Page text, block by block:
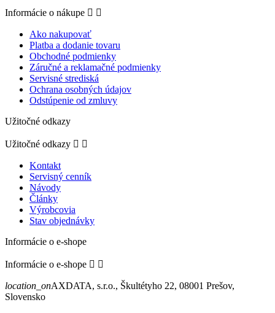
Informácie o nákupe  
Ako nakupovať
Platba a dodanie tovaru
Obchodné podmienky
Záručné a reklamačné podmienky
Servisné strediská
Ochrana osobných údajov
Odstúpenie od zmluvy
Užitočné odkazy
Užitočné odkazy  
Kontakt
Servisný cenník
Návody
Články
Výrobcovia
Stav objednávky
Informácie o e-shope
Informácie o e-shope  
location_onAXDATA, s.r.o., Škultétyho 22, 08001 Prešov,
Slovensko